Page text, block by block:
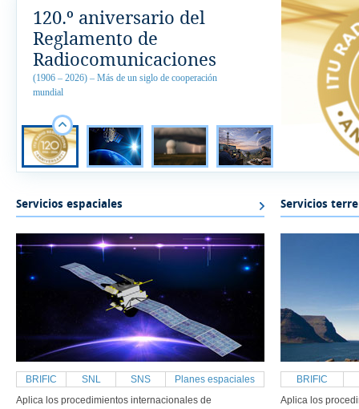
120.º aniversario del
Reglamento de
Radiocomunicaciones
(1906 – 2026) – Más de un siglo de cooperación
mundial
Servicios espaciales
BRIFIC SNL SNS
Planes espaciales
Aplica los procedimientos internacionales de
Servicios
BRIFIC
Aplica los